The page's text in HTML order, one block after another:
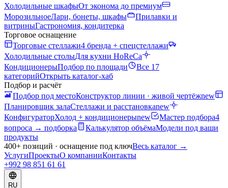
Холодильные шкафыОт эконома до премиум
МорозильноеЛари, бонеты, шкафы
Прилавки и
витриныГастрономия, кондитерка
Торговое оснащение
Торговые стеллажи4 бренда + спецстеллажи
Холодильные столыДля кухни HoReCa
КондиционерыПодбор по площади
Все 17
категорийОткрыть каталог-хаб
Подбор и расчёт
Подбор под местоКонструктор линии · живой чертёжnew
Планировщик залаСтеллажи и расстановкаnew
КонфигураторХолод + кондиционерыnew Мастер подбора4
вопроса → подборка
Калькулятор объёмаМодели под ваши
продукты
400+ позиций · оснащение под ключВесь каталог →
УслугиПроектыО компанииКонтакты
+992 98 851 61 61
RU